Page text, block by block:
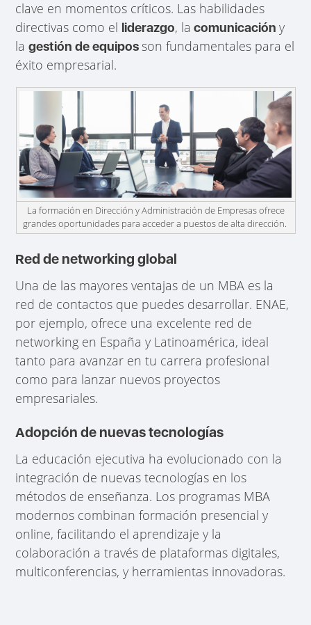
clave en momentos críticos. Las habilidades
directivas como el liderazgo, la comunicacióny
lagestión de equiposson fundamentales para el
éxito empresarial.
La formación en Dirección y Administración de Empresas ofrece
grandes oportunidades para acceder a puestos de alta dirección.
Red de networking global
Una de las mayores ventajas de un MBA es la
red de contactos que puedes desarrollar. ENAE,
por ejemplo, ofrece una excelente red de
networking en España y Latinoamérica, ideal
tanto para avanzar en tu carrera profesional
como para lanzar nuevos proyectos
empresariales.
Adopción de nuevas tecnologías
La educación ejecutiva ha evolucionado con la
integración de nuevas tecnologías en los
métodos de enseñanza. Los programas MBA
modernos combinan formación presencial y
online, facilitando el aprendizaje y la
colaboración a través de plataformas digitales,
multiconferencias, y herramientas innovadoras.